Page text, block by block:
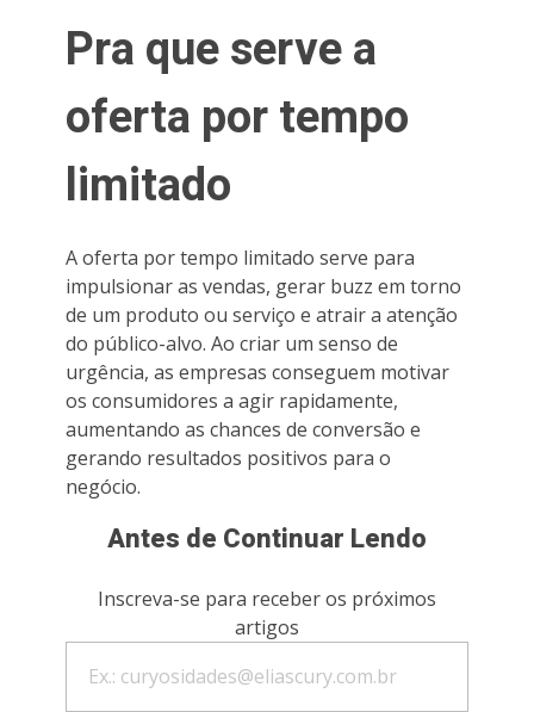
Pra que serve a
oferta por tempo
limitado
A oferta por tempo limitado serve para
impulsionar as vendas, gerar buzz em torno
de um produto ou serviço e atrair a atenção
do público-alvo. Ao criar um senso de
urgência, as empresas conseguem motivar
os consumidores a agir rapidamente,
aumentando as chances de conversão e
gerando resultados positivos para o
negócio.
Antes de Continuar Lendo
Inscreva-se para receber os próximos
artigos